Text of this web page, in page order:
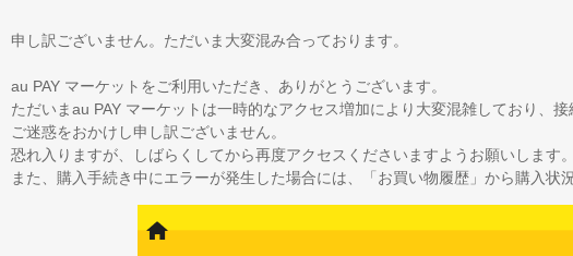
申し訳ございません。ただいま大変混み合っております。
au PAY マーケットをご利用いただき、ありがとうございます。
ただいまau PAY マーケットは一時的なアクセス増加により大変混雑しており、接
ご迷惑をおかけし申し訳ございません。
恐れ入りますが、しばらくしてから再度アクセスくださいますようお願いします。
また、購入手続き中にエラーが発生した場合には、「お買い物履歴」から購入状